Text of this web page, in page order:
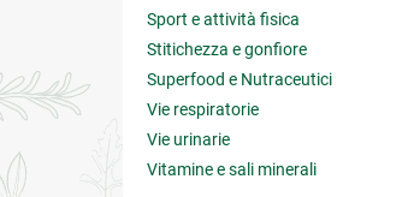
Sport e attività fisica
Stitichezza e gonfiore
Superfood e Nutraceutici
Vie respiratorie
Vie urinarie
Vitamine e sali minerali